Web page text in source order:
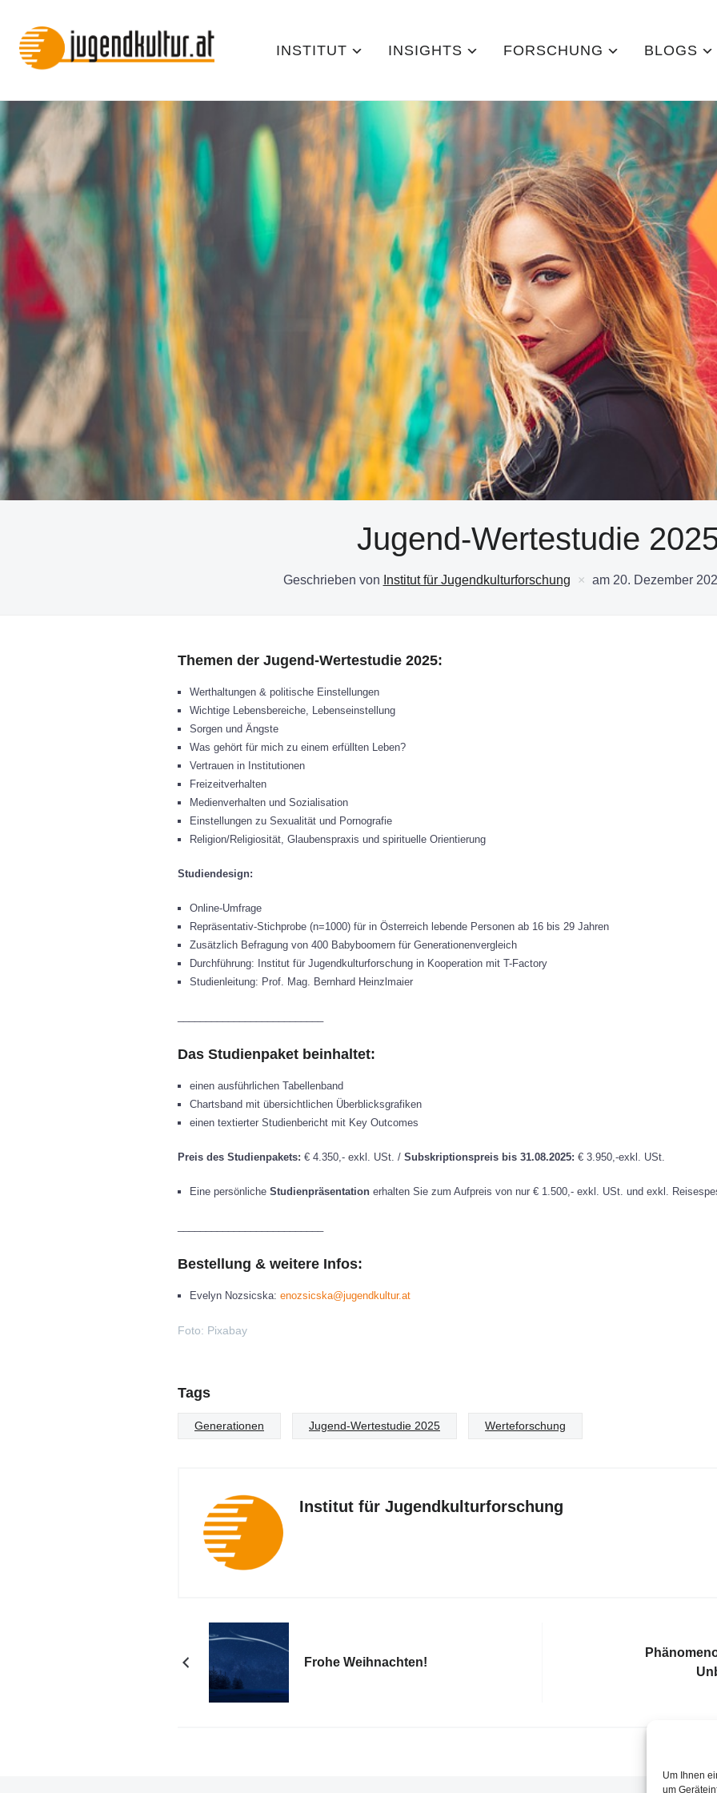
Um Ihnen
um
INSTITUT INSIGHTS FORSCHUNG BLOGS
Jugend-Wertestudie
Geschrieben von Institut für Jugendkulturforschung am 20. Dezember
Themen der Jugend-Wertestudie 2025:
Werthaltungen & politische Einstellungen
Wichtige Lebensbereiche, Lebenseinstellung
Sorgen und Ängste
Was gehört für mich zu einem erfüllten Leben?
Vertrauen in Institutionen
Freizeitverhalten
Medienverhalten und Sozialisation
Einstellungen zu Sexualität und Pornografie
Religion/Religiosität, Glaubenspraxis und spirituelle Orientierung
Studiendesign:
Online-Umfrage
Repräsentativ-Stichprobe (n=1000) für in Österreich lebende Personen ab 16 bis 29 Jahren
Zusätzlich Befragung von 400 Babyboomern für Generationenvergleich
Durchführung: Institut für Jugendkulturforschung in Kooperation mit T-Factory
Studienleitung: Prof. Mag. Bernhard Heinzlmaier
Das Studienpaket beinhaltet:
einen ausführlichen Tabellenband
Chartsband mit übersichtlichen Überblicksgrafiken
einen textierter Studienbericht mit Key Outcomes
Preis des Studienpakets: € 4.350,- exkl. USt. / Subskriptionspreis bis 31.08.2025: € 3.950,-exkl. USt.
Eine persönliche Studienpräsentation erhalten Sie zum Aufpreis von nur € 1.500,- exkl. USt. und exkl.
Bestellung & weitere Infos:
Evelyn Nozsicska: enozsicska@jugendkultur.at
Foto: Pixabay
Tags
Generationen Jugend-Wertestudie 2025 Werteforschung
Institut für Jugendkulturforschung
Frohe Weihnachten!